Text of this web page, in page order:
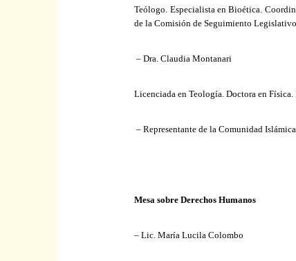
Teólogo. Especialista en Bioética.
dela Comisión de Seguimiento
– Dra. Claudia Montanari
Licenciada en Teología. Doctora en
– Representante dela Comunidad Islámica
Mesa sobre Derechos Humanos
– Lic. María Lucila Colombo